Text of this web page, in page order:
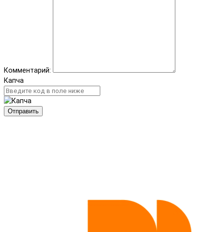
Комментарий:
Капча
Отправить